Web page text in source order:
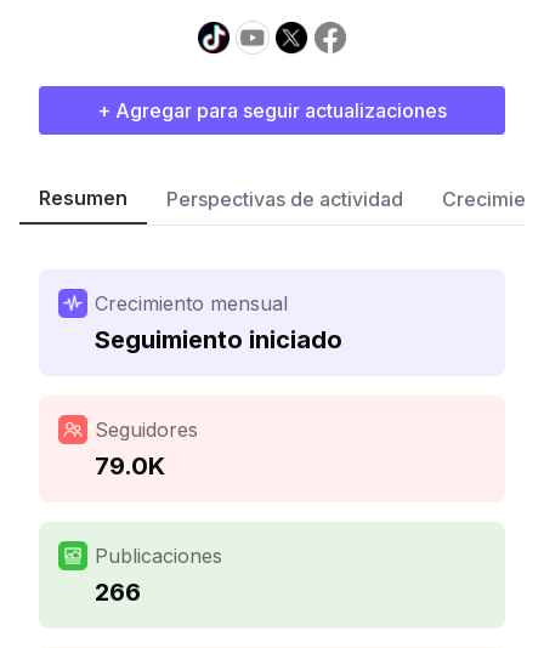
+ Agregar para seguir actualizaciones
Resumen Perspectivas de actividad
Crecimiento mensual
Seguimiento iniciado
Seguidores
79.0K
Publicaciones
266